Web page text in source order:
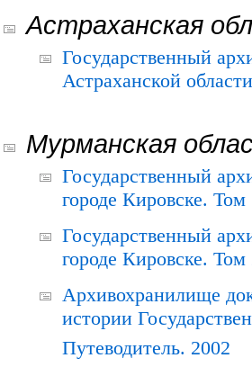
Астраханская
Государственный
Астраханской
Мурманская
Государственный
городе Кировске.
Государственный
городе Кировске.
Архивохранилище
истории
Путеводитель. 2002